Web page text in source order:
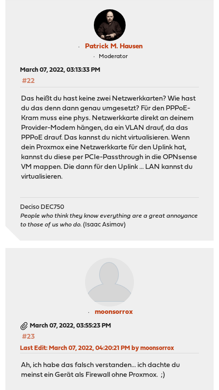
Patrick M. Hausen
Moderator
March 07, 2022, 03:13:33 PM
#22
Das heißt du hast keine zwei Netzwerkkarten? Wie hast
du das denn dann genau umgesetzt? Für den PPPoE-
Kram muss eine phys. Netzwerkkarte direkt an deinem
Provider-Modem hängen, da ein VLAN drauf, da das
PPPoE drauf. Das kannst du nicht virtualisieren. Wenn
dein Proxmox eine Netzwerkkarte für den Uplink hat,
kannst du diese per PCIe-Passthrough in die OPNsense
VM mappen. Die dann für den Uplink ... LAN kannst du
virtualisieren.
Deciso DEC750
People who think they know everything are a great annoyance
to those of us who do. (Isaac Asimov)
moonsorrox
March 07, 2022, 03:55:23 PM
#23
Last Edit: March 07, 2022, 04:20:21 PM by moonsorrox
Ah, ich habe das falsch verstanden... ich dachte du
meinst ein Gerät als Firewall ohne Proxmox. ;)